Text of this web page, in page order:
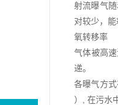
射流曝气
对较少，
氧转移率
气体被高
递。
各曝气方
）, 在污水